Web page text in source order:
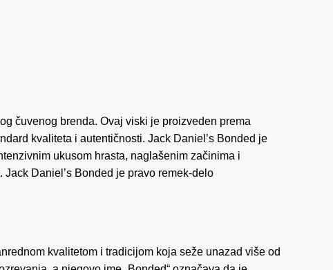
čuvenog brenda. Ovaj viski je proizveden prema
kvaliteta i autentičnosti. Jack Daniel’s Bonded je
ukusom hrasta, naglašenim začinima i
Daniel’s Bonded je pravo remek-delo
kvalitetom i tradicijom koja seže unazad više od